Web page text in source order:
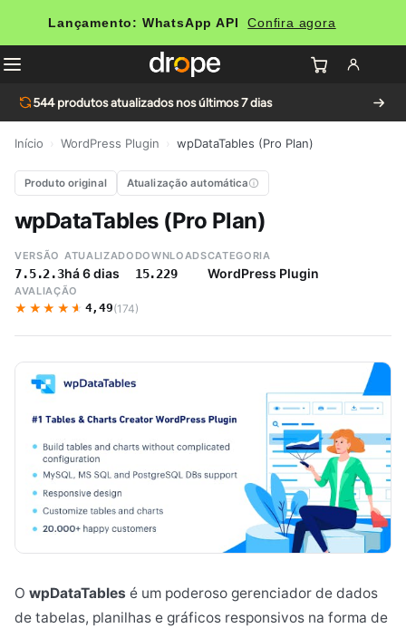
Lançamento: WhatsApp API Confira agora
544produtos atualizados nos últimos 7 dias
Início WordPress Plugin wpDataTables (Pro Plan)
Produto original Atualização automática
wpDataTables (Pro Plan)
VERSÃO
7.5.2.3
ATUALIZADO
há 6 dias
DOWNLOADS
15.229
CATEGORIA
WordPress Plugin
AVALIAÇÃO
★★★★★
★★★★★ 4,49(174)
O wpDataTables é um poderoso gerenciador de dados
de tabelas, planilhas e gráficos responsivos na forma de